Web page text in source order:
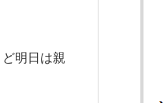
明日は親